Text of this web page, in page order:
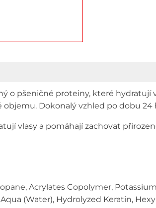
o pšeničné proteiny, které
objemu. Dokonalý vzhled po dobu 24
vlasy a pomáhají zachovat
Acrylates Copolymer,
(Water), Hydrolyzed Keratin,